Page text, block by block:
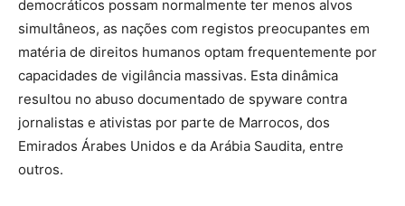
democráticos possam normalmente ter menos alvos
simultâneos, as nações com registos preocupantes em
matéria de direitos humanos optam frequentemente por
capacidades de vigilância massivas. Esta dinâmica
resultou no abuso documentado de spyware contra
jornalistas e ativistas por parte de Marrocos, dos
Emirados Árabes Unidos e da Arábia Saudita, entre
outros.